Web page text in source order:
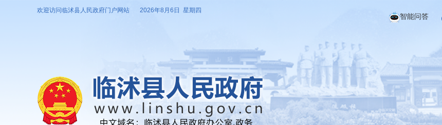
欢迎访问临沭县人民政府门户网站 2026年8月6日 星期四
智能问答